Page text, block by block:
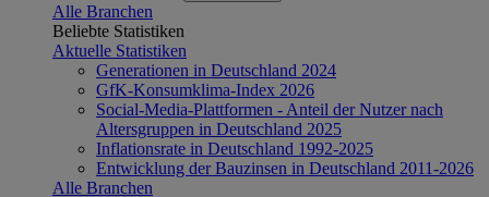
Alle Branchen
Beliebte Statistiken
Aktuelle Statistiken
Generationen in Deutschland 2024
GfK-Konsumklima-Index 2026
Social-Media-Plattformen - Anteil der Nutzer nach
Altersgruppen in Deutschland 2025
Inflationsrate in Deutschland 1992-2025
Entwicklung der Bauzinsen in Deutschland 2011-2026
Alle Branchen